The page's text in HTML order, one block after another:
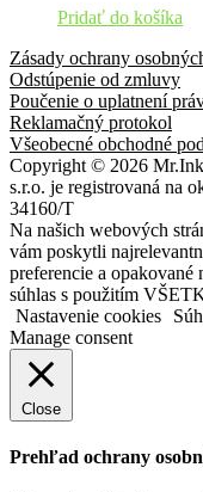
Pridať do košíka
Zásady ochrany
Odstúpenie od zmluvy
Poučenie o uplatnení
Reklamačný protokol
Všeobecné obchodné
Copyright © 2026 Mr.Ink
s.r.o. je registrovaná na
34160/T
Na našich webových
vám poskytli
preferencie a
súhlas s použitím
Nastavenie cookies
Manage consent
Close
Prehľad ochrany